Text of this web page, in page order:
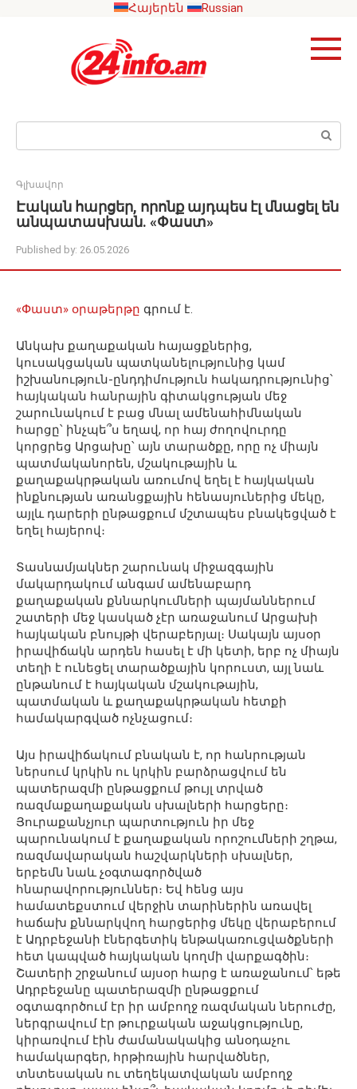
Հայերեն Russian
Search:
Գլխավոր
Էական հարցեր, որոնք այդպես էլ մնացել են
անպատասխան. «Փաստ»
Published by: 26.05.2026
«Փաստ» օրաթերթը գրում է.
Անկախ քաղաքական հայացքներից,
կուսակցական պատկանելությունից կամ
իշխանություն-ընդդիմություն հակադրությունից՝
հայկական հանրային գիտակցության մեջ
շարունակում է բաց մնալ ամենահիմնական
հարցը՝ ինչպե՞ս եղավ, որ հայ ժողովուրդը
կորցրեց Արցախը՝ այն տարածքը, որը ոչ միայն
պատմականորեն, մշակութային և
քաղաքակրթական առումով եղել է հայկական
ինքնության առանցքային հենասյուներից մեկը,
այլև դարերի ընթացքում մշտապես բնակեցված է
եղել հայերով։
Տասնամյակներ շարունակ միջազգային
մակարդակում անգամ ամենաբարդ
քաղաքական քննարկումների պայմաններում
շատերի մեջ կասկած չէր առաջանում Արցախի
հայկական բնույթի վերաբերյալ։ Սակայն այսօր
իրավիճակն արդեն հասել է մի կետի, երբ ոչ միայն
տեղի է ունեցել տարածքային կորուստ, այլ նաև
ընթանում է հայկական մշակութային,
պատմական և քաղաքակրթական հետքի
համակարգված ոչնչացում։
Այս իրավիճակում բնական է, որ հանրության
ներսում կրկին ու կրկին բարձրացվում են
պատերազմի ընթացքում թույլ տրված
ռազմաքաղաքական սխալների հարցերը։
Յուրաքանչյուր պարտություն իր մեջ
պարունակում է քաղաքական որոշումների շղթա,
ռազմավարական հաշվարկների սխալներ,
երբեմն նաև չօգտագործված
հնարավորություններ։ Եվ հենց այս
համատեքստում վերջին տարիներին առավել
հաճախ քննարկվող հարցերից մեկը վերաբերում
է Ադրբեջանի էներգետիկ ենթակառուցվածքների
հետ կապված հայկական կողմի վարքագծին։
Շատերի շրջանում այսօր հարց է առաջանում՝ եթե
Ադրբեջանը պատերազմի ընթացքում
օգտագործում էր իր ամբողջ ռազմական ներուժը,
ներգրավում էր թուրքական աջակցությունը,
կիրառվում էին ժամանակակից անօդաչու
համակարգեր, հրթիռային հարվածներ,
տնտեսական ու տեղեկատվական ամբողջ